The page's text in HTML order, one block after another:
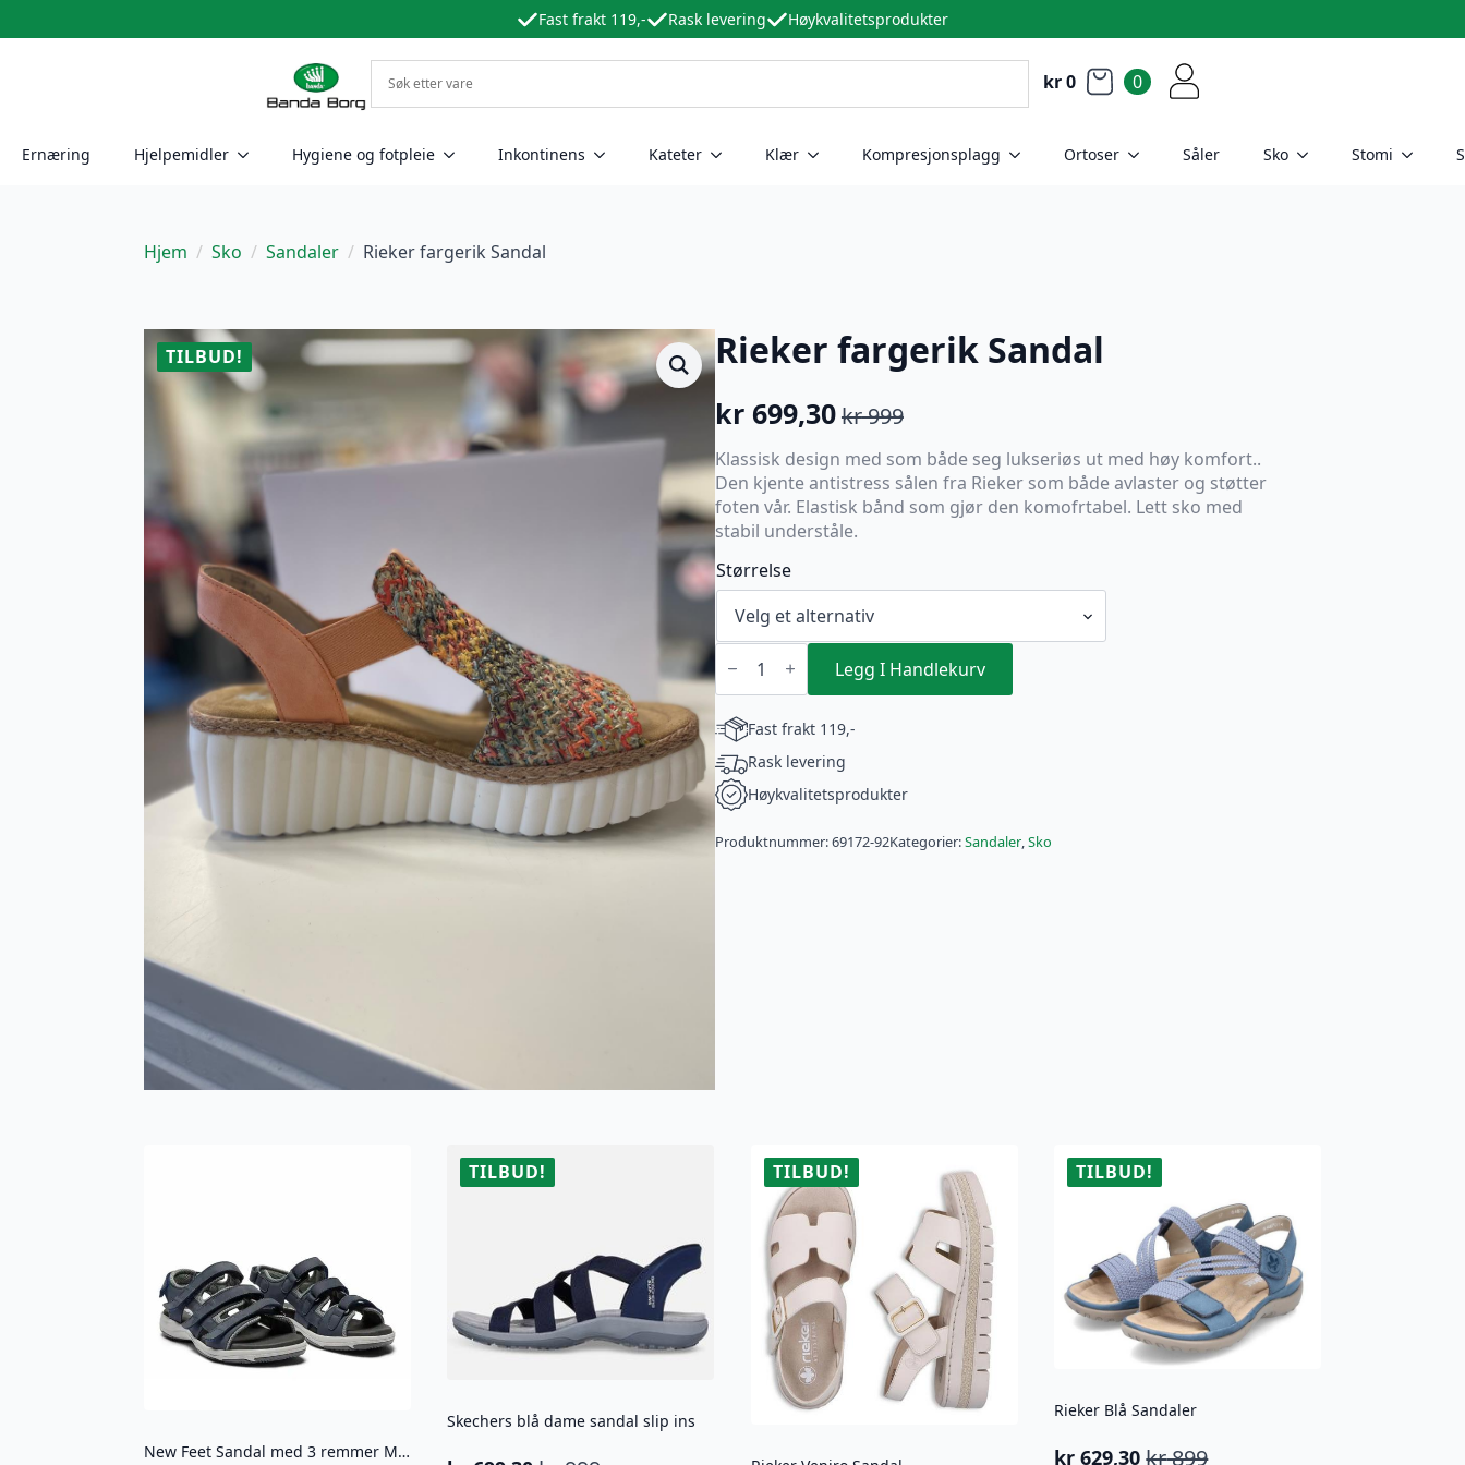
Fast frakt 119,- Rask levering Høykvalitetsprodukter
kr0 0
Ernæring Hjelpemidler Hygiene og fotpleie Inkontinens Kateter Klær Kompresjonsplagg Ortoser Såler Sko Stomi
Hjem Sko Sandaler Rieker fargerik Sandal
TILBUD! Rieker fargerik Sandal
kr999
Opprinnelig
pris
var:
kr 999.
kr 699,30
Nåværende
pris
er:
kr 699,30.
Klassisk design med som både seg lukseriøs ut med høy komfort..
Den kjente antistress sålen fra Rieker som både avlaster og støtter
foten vår. Elastisk bånd som gjør den komofrtabel. Lett sko med
stabil underståle.
Størrelse
Rieker
fargerik
Sandal
antall
Legg I Handlekurv
Fast frakt 119,-
Rask levering
Høykvalitetsprodukter
Produktnummer:69172-92Kategorier:Sandaler,Sko
New Feet Sandal med 3 remmer Mørk blå
TILBUD!
Skechers blå dame sandal slip ins
TILBUD! TILBUD!
Rieker Blå Sandaler
kr899
kr 629,30